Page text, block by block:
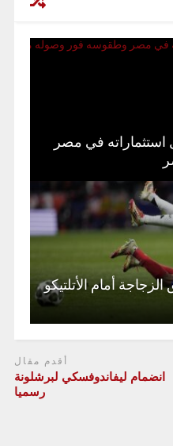
في مصر
أمام الأتلتيكو
أقدم مقال
انضمام ليفاندوفسكي لبرشلونة
رسميا